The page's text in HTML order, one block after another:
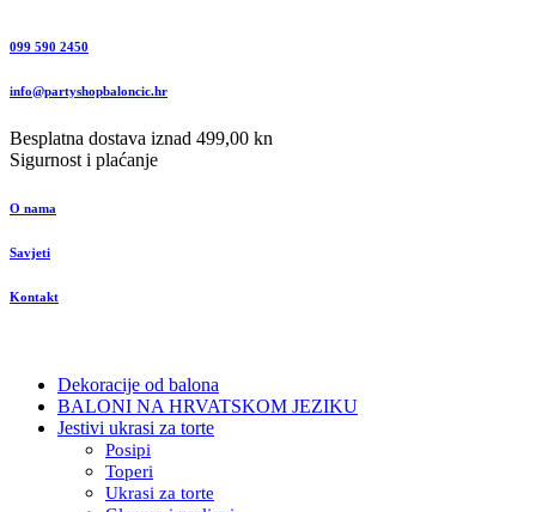
099 590 2450
info@partyshopbaloncic.hr
Besplatna dostava iznad 499,00 kn
Sigurnost i plaćanje
O nama
Savjeti
Kontakt
Dekoracije od balona
BALONI NA HRVATSKOM JEZIKU
Jestivi ukrasi za torte
Posipi
Toperi
Ukrasi za torte